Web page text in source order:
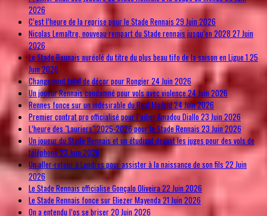
2026
C’est l’heure de la reprise pour le Stade Rennais 29 Juin 2026
Nicolas Lemaître, nouveau rempart du Stade rennais jusqu’en 202827 Juin
2026
Le Stade Rennais auréolé du titre du plus beau tifo de la saison en Ligue 125
Juin 2026
Changement total de décor pour Rongier24 Juin 2026
Un joueur Rennais condamné pour vols avec violence24 Juin 2026
Rennes fonce sur un indésirable du Real Madrid24 Juin 2026
Premier contrat pro officialisé pour l’ailier Amadou Diallo23 Juin 2026
L’heure des "Lauriers" 2025-2026 pour le Stade Rennais 23 Juin 2026
Un joueur du Stade Rennais et un étudiant devant les juges pour des vols de
téléphone23 Juin 2026
Un aller-retour à Londres pour assister à la naissance de son fils 22 Juin
2026
Le Stade Rennais officialise Gonçalo Oliveira22 Juin 2026
Le Stade Rennais fonce sur Eliezer Mayenda21 Juin 2026
On a entendu l’os se briser20 Juin 2026